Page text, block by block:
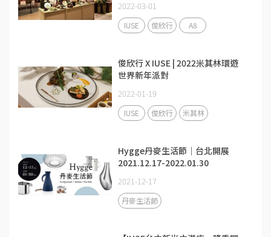
2022-03-01
IUSE 俊欣行 A8
俊欣行 X IUSE | 2022米其林環遊
世界新年派對
2022-01-19
IUSE 俊欣行 米其林
Hygge丹麥生活節｜台北開展
2021.12.17-2022.01.30
2021-12-17
丹麥生活節